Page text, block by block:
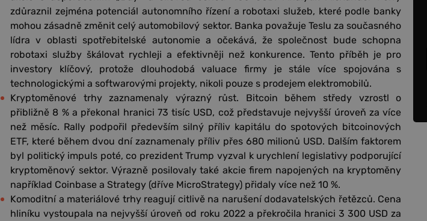
zdůraznil zejména potenciál autonomního řízení a robotaxi služeb, které podle banky
mohou zásadně změnit celý automobilový sektor. Banka považuje Teslu za současného
lídra v oblasti spotřebitelské autonomie a očekává, že společnost bude schopna
robotaxi služby škálovat rychleji a efektivněji než konkurence. Tento příběh je pro
investory klíčový, protože dlouhodobá valuace firmy je stále více spojována s
technologickými a softwarovými projekty, nikoli pouze s prodejem elektromobilů.
Kryptoměnové trhy zaznamenaly výrazný růst. Bitcoin během středy vzrostl o
přibližně 8 % a překonal hranici 73 tisíc USD, což představuje nejvyšší úroveň za více
než měsíc. Rally podpořil především silný příliv kapitálu do spotových bitcoinových
ETF, které během dvou dní zaznamenaly příliv přes 680 milionů USD. Dalším faktorem
byl politický impuls poté, co prezident Trump vyzval k urychlení legislativy podporující
kryptoměnový sektor. Výrazně posilovaly také akcie firem napojených na kryptoměny
například Coinbase a Strategy (dříve MicroStrategy) přidaly více než 10 %.
Komoditní a materiálové trhy reagují citlivě na narušení dodavatelských řetězců. Cena
hliníku vystoupala na nejvyšší úroveň od roku 2022 a překročila hranici 3 300 USD za